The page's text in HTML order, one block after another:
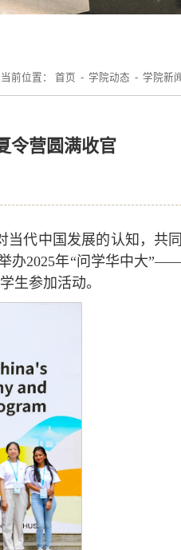
当前位置： 首页 - 学院动态 - 学院新闻
令营圆满收官
当代中国发展的认知，共
办2025年“问学华中大
生参加活动。